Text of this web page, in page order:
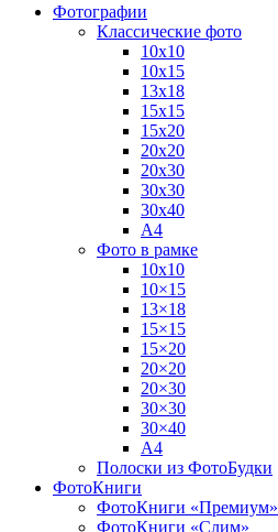
Фотографии
Классические фото
10х10
10х15
13х18
15х15
15х20
20х20
20х30
30х30
30х40
А4
Фото в рамке
10х10
10×15
13×18
15×15
15×20
20×20
20×30
30×30
30×40
A4
Полоски из ФотоБудки
ФотоКниги
ФотоКниги «Премиум»
ФотоКниги «Слим»